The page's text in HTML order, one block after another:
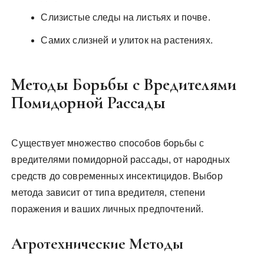
Слизистые следы на листьях и почве.
Самих слизней и улиток на растениях.
Методы Борьбы с Вредителями
Помидорной Рассады
Существует множество способов борьбы с
вредителями помидорной рассады, от народных
средств до современных инсектицидов. Выбор
метода зависит от типа вредителя, степени
поражения и ваших личных предпочтений.
Агротехнические Методы